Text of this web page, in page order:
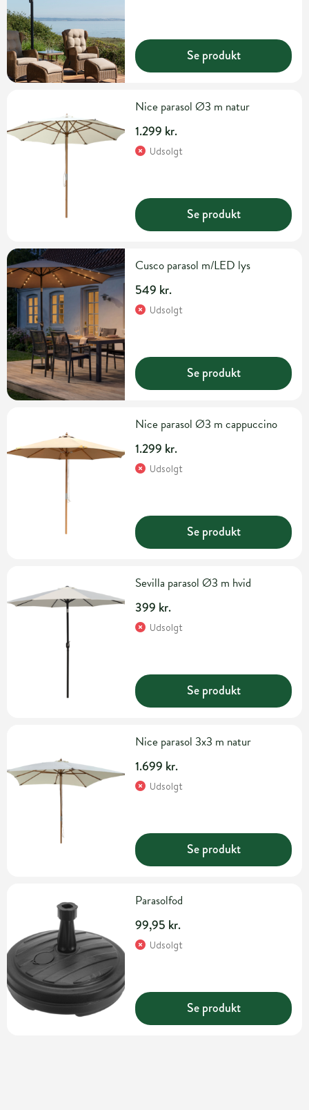
Se produkt
Nice parasol Ø3 m natur
1.299 kr.
Udsolgt
Se produkt
Cusco parasol m/LED lys
549 kr.
Udsolgt
Se produkt
Nice parasol Ø3 m cappuccino
1.299 kr.
Udsolgt
Se produkt
Sevilla parasol Ø3 m hvid
399 kr.
Udsolgt
Se produkt
Nice parasol 3x3 m natur
1.699 kr.
Udsolgt
Se produkt
Parasolfod
99,95 kr.
Udsolgt
Se produkt